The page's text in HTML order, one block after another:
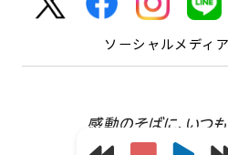
ソーシャルメディ